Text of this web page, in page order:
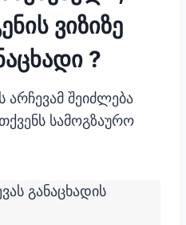
ვიზიზე
?
არჩევამ შეიძლება
სამოგზაურო
განაცხადის